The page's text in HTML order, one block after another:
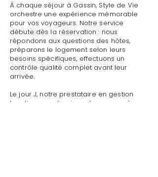
À chaque séjour à Gassin, Style de Vie
orchestre une expérience mémorable
pour vos voyageurs. Notre service
débute dès la réservation : nous
répondons aux questions des hôtes,
préparons le logement selon leurs
besoins spécifiques, effectuons un
contrôle qualité complet avant leur
arrivée.
Le jour J, notre prestataire en gestion
location avec livraison de courses à